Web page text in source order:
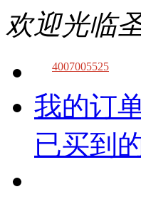
欢迎光临
4007005525
我的订
已买到